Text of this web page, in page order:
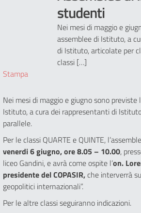
studenti
Nei mesi di maggio e
assemblee di Istituto, a
di Istituto, articolate per
classi […]
Stampa
Nei mesi di maggio e giugno sono previste
Istituto, a cura dei rappresentanti di
parallele.
Per le classi QUARTE e QUINTE,
venerdi 6 giugno, ore 8.05 – 10.00,
liceo Gandini, e avrà come ospite l’on.
presidente del COPASIR, che interverrà
geopolitici internazionali”.
Per le altre classi seguiranno indicazioni.